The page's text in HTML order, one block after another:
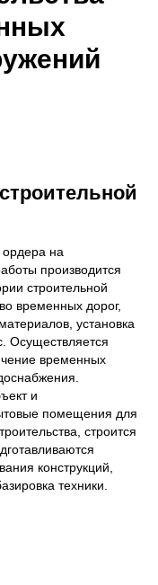
на
производится
строительной
временных дорог,
установка
Осуществляется
временных
и
помещения для
строится
конструкций,
техники.